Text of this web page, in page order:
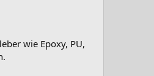
wie Epoxy, PU,